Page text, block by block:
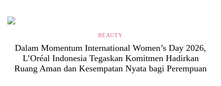
BEAUTY
Dalam Momentum International Women’s Day 2026,
L’Oréal Indonesia Tegaskan Komitmen Hadirkan
Ruang Aman dan Kesempatan Nyata bagi Perempuan